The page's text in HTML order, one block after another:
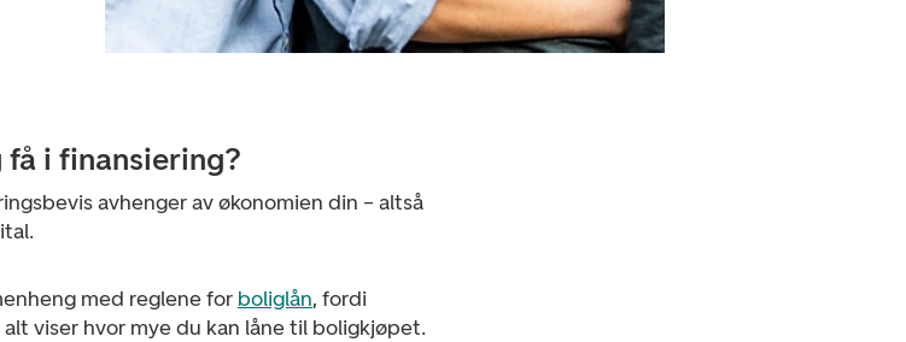
i finansiering?
avhenger av økonomien din – altså
med reglene for boliglån, fordi
viser hvor mye du kan låne til boligkjøpet.